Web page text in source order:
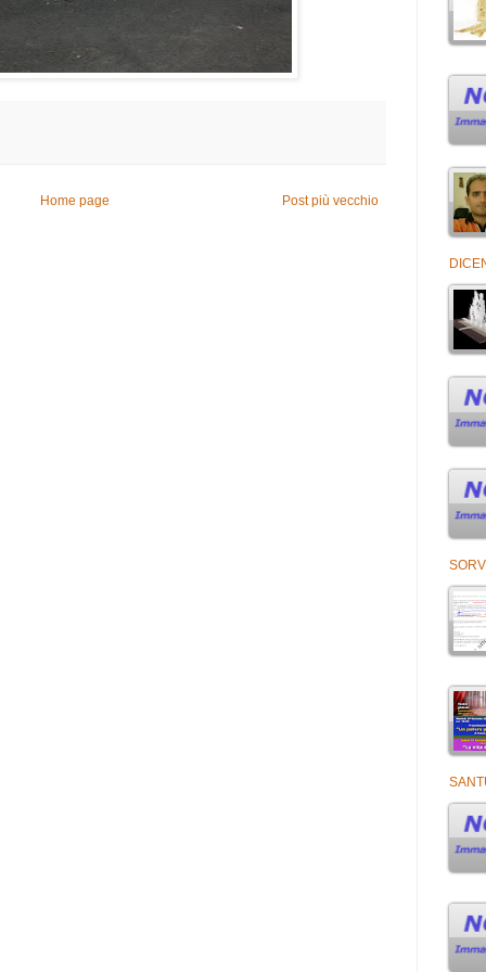
Post più vecchio
Home page